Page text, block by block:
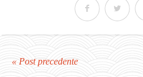
« Post precedente